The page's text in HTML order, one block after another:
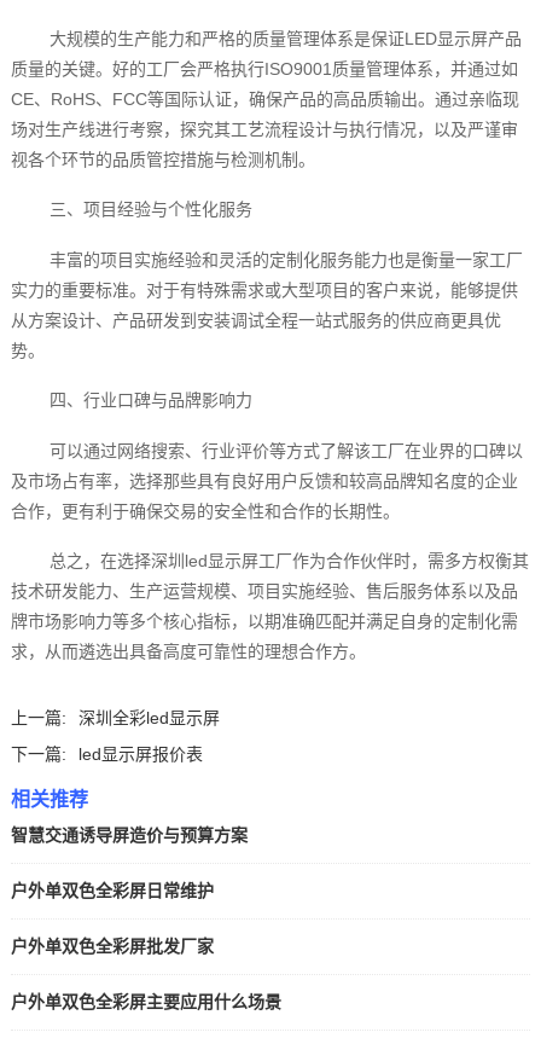
大规模的生产能力和严格的质量管理体系是保证LED显示屏产品
质量的关键。好的工厂会严格执行ISO9001质量管理体系，并通过如
CE、RoHS、FCC等国际认证，确保产品的高品质输出。通过亲临现
场对生产线进行考察，探究其工艺流程设计与执行情况，以及严谨审
视各个环节的品质管控措施与检测机制。
三、项目经验与个性化服务
丰富的项目实施经验和灵活的定制化服务能力也是衡量一家工厂
实力的重要标准。对于有特殊需求或大型项目的客户来说，能够提供
从方案设计、产品研发到安装调试全程一站式服务的供应商更具优
势。
四、行业口碑与品牌影响力
可以通过网络搜索、行业评价等方式了解该工厂在业界的口碑以
及市场占有率，选择那些具有良好用户反馈和较高品牌知名度的企业
合作，更有利于确保交易的安全性和合作的长期性。
总之，在选择深圳led显示屏工厂作为合作伙伴时，需多方权衡其
技术研发能力、生产运营规模、项目实施经验、售后服务体系以及品
牌市场影响力等多个核心指标，以期准确匹配并满足自身的定制化需
求，从而遴选出具备高度可靠性的理想合作方。‍
上一篇:
深圳全彩led显示屏
下一篇:
led显示屏报价表
相关推荐
智慧交通诱导屏造价与预算方案
户外单双色全彩屏日常维护
户外单双色全彩屏批发厂家
户外单双色全彩屏主要应用什么场景